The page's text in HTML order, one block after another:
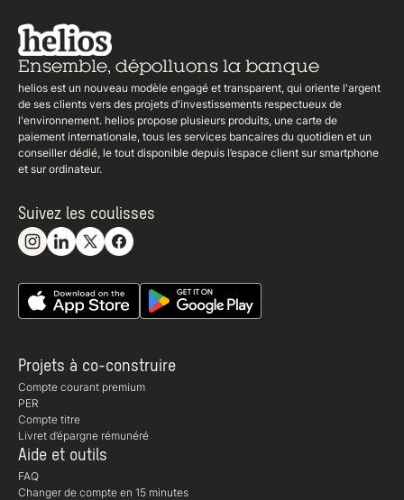
Ensemble, dépolluons la banque
helios est un nouveau modèle engagé et transparent, qui oriente l'argent
de ses clients vers des projets d'investissements respectueux de
l'environnement. helios propose plusieurs produits, une carte de
paiement internationale, tous les services bancaires du quotidien et un
conseiller dédié, le tout disponible depuis l’espace client sur smartphone
et sur ordinateur.
Suivez les coulisses
Projets à co-construire
Compte courant premium
PER
Compte titre
Livret d’épargne rémunéré
Aide et outils
FAQ
Changer de compte en 15 minutes